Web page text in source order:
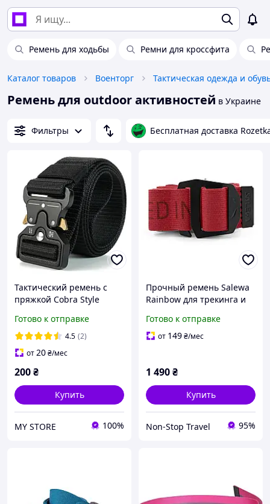
Ремень для ходьбы Ремни для кроссфита
Каталог товаров Военторг Тактическая одежда и
Ремень для outdoor активностей в Украине
Фильтры Бесплатная доставка
Тактический ремень с
пряжкой Cobra Style
ремень Кобра
Готово к отправке
4.5 (2)
от20₴/мес
200₴
Купить
MY STORE 100%
Прочный ремень Salewa
Rainbow для трекинга и
качественной
фурнитурой и
Готово к отправке
от 149₴/мес
1 490₴
Купить
Non-Stop Travel 95%